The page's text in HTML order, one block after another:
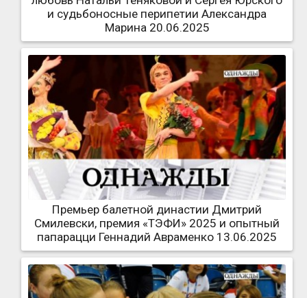
и судьбоносные перипетии Александра
Марина 20.06.2025
Премьер балетной династии Дмитрий
Смилевски, премия «ТЭФИ» 2025 и опытный
папарацци Геннадий Авраменко 13.06.2025